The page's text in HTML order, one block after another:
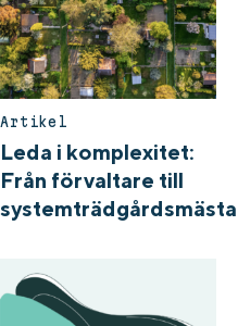
Artikel
Leda i komplexitet:
Från förvaltare till